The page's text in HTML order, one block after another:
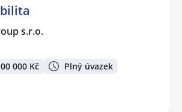
s.r.o.
000 Kč Plný úvazek